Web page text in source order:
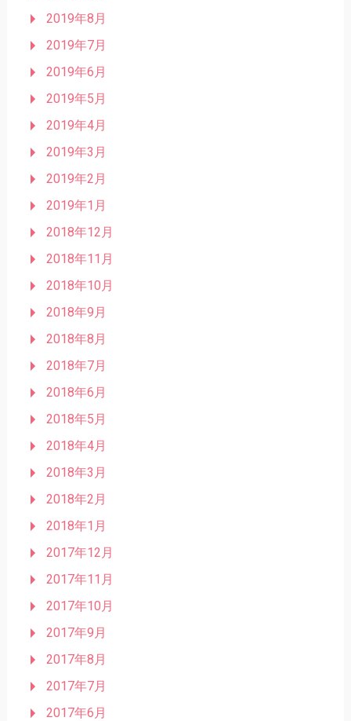
2019年8月
2019年7月
2019年6月
2019年5月
2019年4月
2019年3月
2019年2月
2019年1月
2018年12月
2018年11月
2018年10月
2018年9月
2018年8月
2018年7月
2018年6月
2018年5月
2018年4月
2018年3月
2018年2月
2018年1月
2017年12月
2017年11月
2017年10月
2017年9月
2017年8月
2017年7月
2017年6月